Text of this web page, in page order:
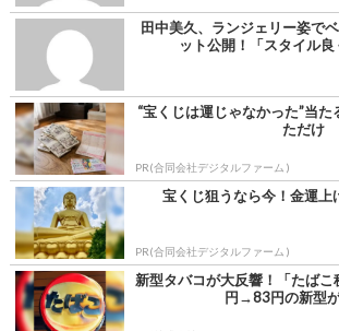
田中美久、ランジェリー姿で
ット公開！「スタイル
“宝くじは運じゃなかった”当た
ただけ
PR(合同会社デジタルファーム )
宝くじ狙うなら今！金運上
PR(合同会社デジタルファーム )
新型タバコが大反響！「たば
円→83円の新型